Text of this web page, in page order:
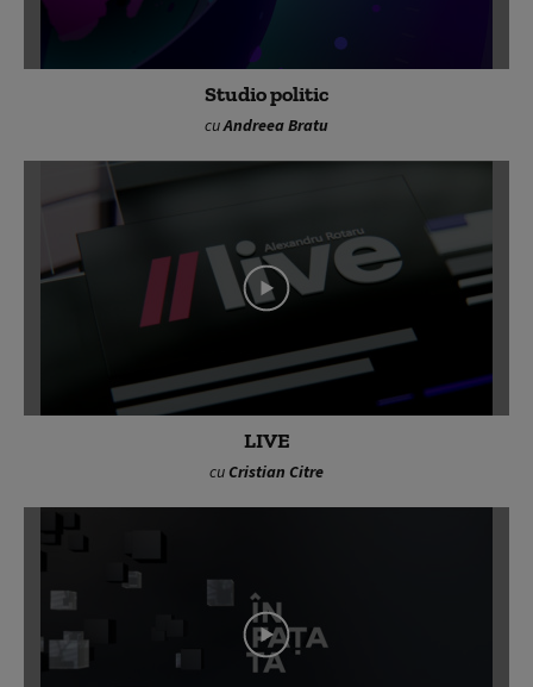
Studio politic
cuAndreea Bratu
LIVE
cu Cristian Citre